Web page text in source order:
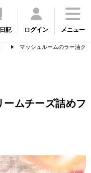
記 ログイン メニュー
マッシュルームのラー油ク
ームチーズ詰めフ